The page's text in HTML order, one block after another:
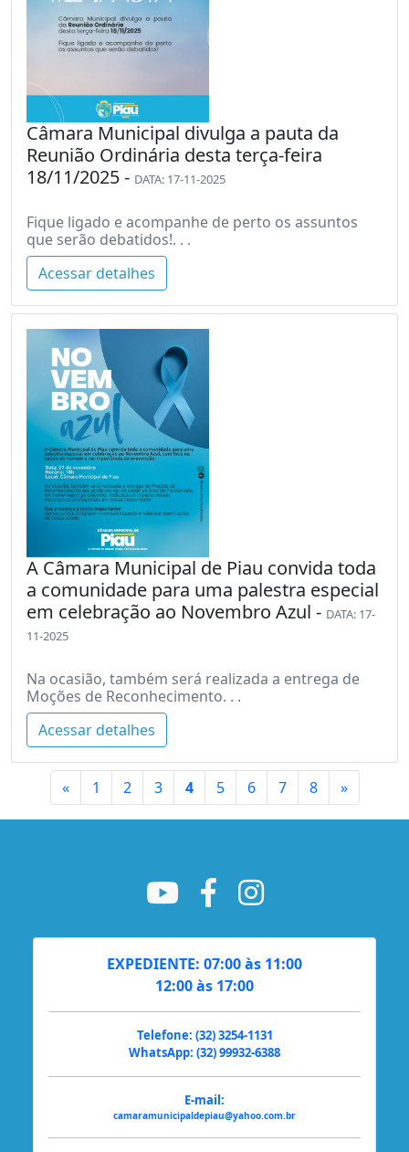
Câmara Municipal divulga a pauta da
Reunião Ordinária desta terça-feira
18/11/2025 - DATA: 17-11-2025
Fique ligado e acompanhe de perto os assuntos
que serão debatidos!. . .
Acessar detalhes
A Câmara Municipal de Piau convida toda
a comunidade para uma palestra especial
em celebração ao Novembro Azul - DATA: 17-
11-2025
Na ocasião, também será realizada a entrega de
Moções de Reconhecimento. . .
Acessar detalhes
«Primeiro
1 2 3 4 5 6 7 8 »Último
EXPEDIENTE: 07:00 às 11:00
12:00 às 17:00
Telefone: (32) 3254-1131
WhatsApp: (32) 99932-6388
E-mail:
camaramunicipaldepiau@yahoo.com.br